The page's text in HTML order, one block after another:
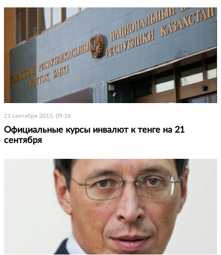
21 сентября 2015, 09:16
Официальные курсы инвалют к тенге на 21
сентября